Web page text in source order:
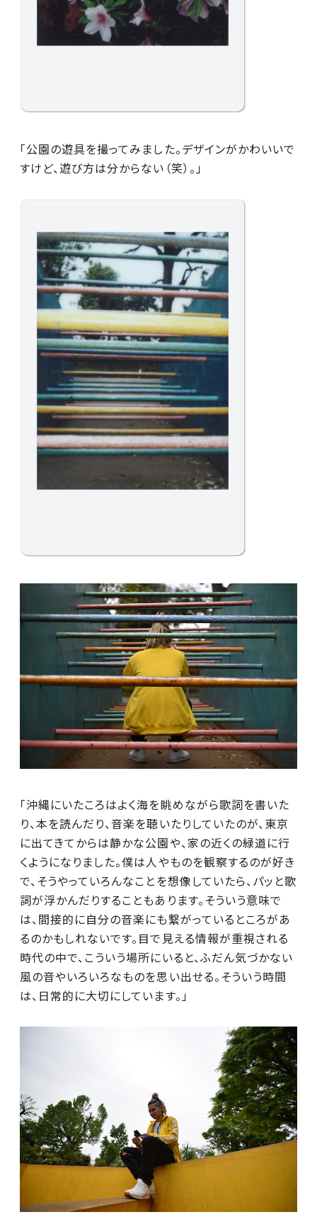
「公園の遊具を撮ってみました。デザインがかわいいで
すけど、遊び方は分からない（笑）。」
「沖縄にいたころはよく海を眺めながら歌詞を書いた
り、本を読んだり、音楽を聴いたりしていたのが、東京
に出てきてからは静かな公園や、家の近くの緑道に行
くようになりました。僕は人やものを観察するのが好き
で、そうやっていろんなことを想像していたら、パッと歌
詞が浮かんだりすることもあります。そういう意味で
は、間接的に自分の音楽にも繋がっているところがあ
るのかもしれないです。目で見える情報が重視される
時代の中で、こういう場所にいると、ふだん気づかない
風の音やいろいろなものを思い出せる。そういう時間
は、日常的に大切にしています。」